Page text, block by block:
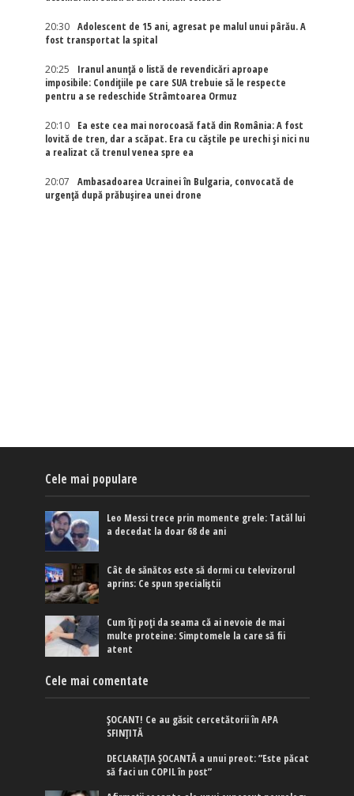
20:30
Adolescent de 15 ani, agresat pe malul unui pârău. A
fost transportat la spital
20:25
Iranul anunță o listă de revendicări aproape
imposibile: Condițiile pe care SUA trebuie să le respecte
pentru a se redeschide Strâmtoarea Ormuz
20:10
Ea este cea mai norocoasă fată din România: A fost
lovită de tren, dar a scăpat. Era cu căștile pe urechi și nici nu
a realizat că trenul venea spre ea
20:07
Ambasadoarea Ucrainei în Bulgaria, convocată de
urgență după prăbușirea unei drone
Cele mai populare
Leo Messi trece prin momente grele: Tatăl lui
a decedat la doar 68 de ani
Cât de sănătos este să dormi cu televizorul
aprins: Ce spun specialiștii
Cum îți poți da seama că ai nevoie de mai
multe proteine: Simptomele la care să fii
atent
Cele mai comentate
ȘOCANT! Ce au găsit cercetătorii în APA
SFINȚITĂ
DECLARAȚIA ȘOCANTĂ a unui preot: ”Este păcat
să faci un COPIL în post”